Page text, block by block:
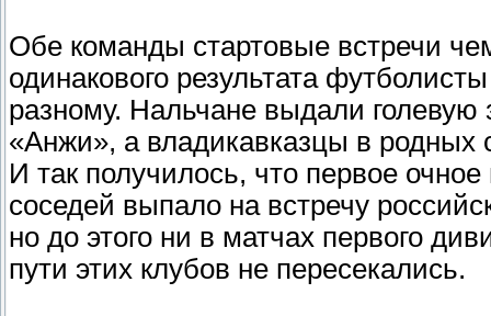
Обе команды стартовые встречи
одинакового результата
разному. Нальчане выдали
«Анжи», а владикавказцы в родных
И так получилось, что первое
соседей выпало на встречу
но до этого ни в матчах первого
пути этих клубов не пересекались.